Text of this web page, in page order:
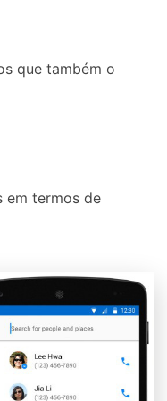
que também o
em termos de